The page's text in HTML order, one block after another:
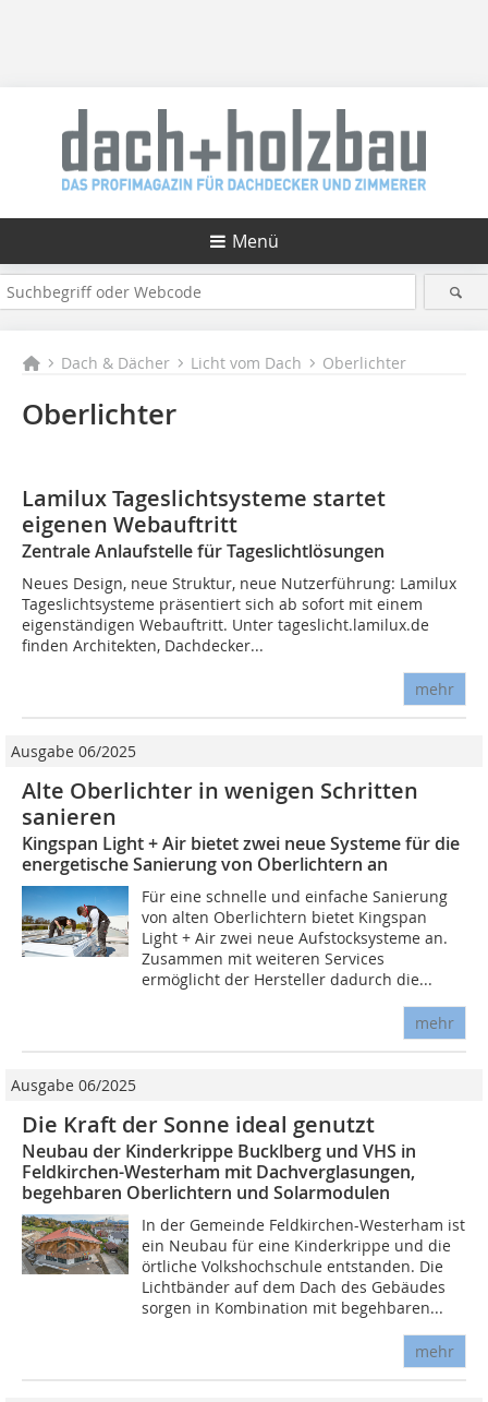
Menü
Dach & Dächer Licht vom Dach Oberlichter
Oberlichter
Lamilux Tageslichtsysteme startet
eigenen Webauftritt
Zentrale Anlaufstelle für Tageslichtlösungen
Neues Design, neue Struktur, neue Nutzerführung: Lamilux
Tageslichtsysteme präsentiert sich ab sofort mit einem
eigenständigen Webauftritt. Unter tageslicht.lamilux.de
finden Architekten, Dachdecker...
mehr
Ausgabe 06/2025
Alte Oberlichter in wenigen Schritten
sanieren
Kingspan Light + Air bietet zwei neue Systeme für die
energetische Sanierung von Oberlichtern an
Für eine schnelle und einfache Sanierung
von alten Oberlichtern bietet Kingspan
Light + Air zwei neue Aufstocksysteme an.
Zusammen mit weiteren Services
ermöglicht der Hersteller dadurch die...
mehr
Ausgabe 06/2025
Die Kraft der Sonne ideal genutzt
Neubau der Kinderkrippe Bucklberg und VHS in
Feldkirchen-Westerham mit Dachverglasungen,
begehbaren Oberlichtern und Solarmodulen
In der Gemeinde Feldkirchen-Westerham ist
ein Neubau für eine Kinderkrippe und die
örtliche Volkshochschule entstanden. Die
Lichtbänder auf dem Dach des Gebäudes
sorgen in Kombination mit begehbaren...
mehr